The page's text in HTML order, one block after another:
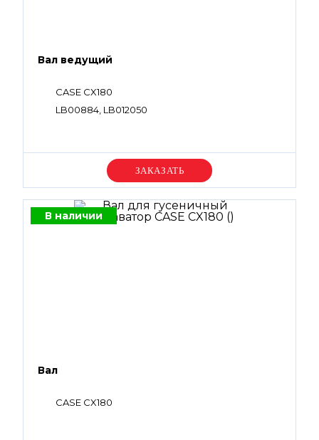
Вал ведущий
CASE CX180
LB00884, LB012050
Уточняйте цену
В наличии
Вал
CASE CX180